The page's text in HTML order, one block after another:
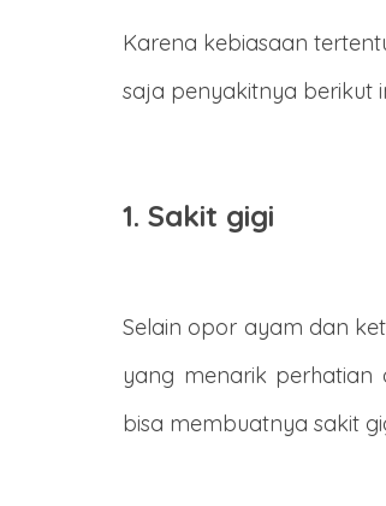
Karena kebiasaan
saja penyakitnya berikut
1. Sakit gigi
Selain opor ayam dan
yang menarik perhatian
bisa membuatnya sakit